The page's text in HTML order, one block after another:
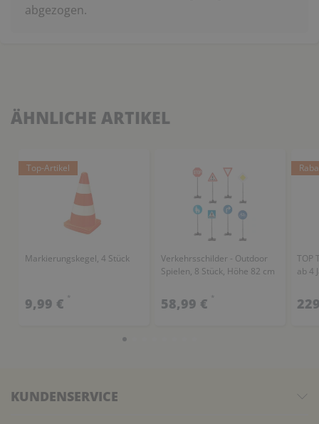
abgezogen.
ÄHNLICHE ARTIKEL
Top-Artikel
Markierungskegel, 4 Stück
9,99 € *
Verkehrsschilder - Outdoor
Spielen, 8 Stück, Höhe 82 cm
58,99 € *
TOP
ab 4
KUNDENSERVICE